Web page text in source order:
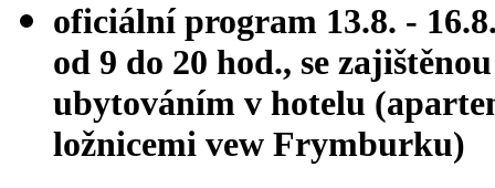
oficiální program 13.8. -
od 9 do 20 hod., se
ubytováním v hotelu
ložnicemi vew Frymburku)